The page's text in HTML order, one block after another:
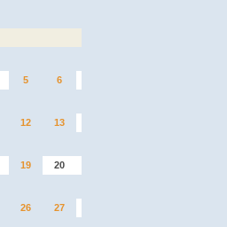
5 6
12 13
19 20
26 27